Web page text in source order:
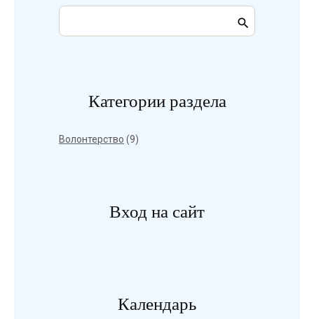
Категории раздела
Волонтерство (9)
Вход на сайт
Календарь